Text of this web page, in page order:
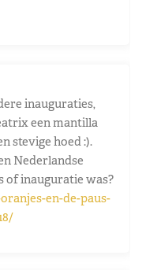
inauguraties,
een mantilla
stevige hoed :).
Nederlandse
of inauguratie was?
en-de-paus-